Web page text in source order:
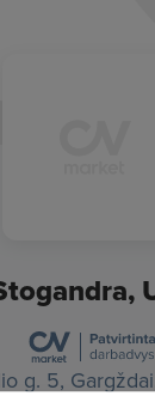
g. 5,